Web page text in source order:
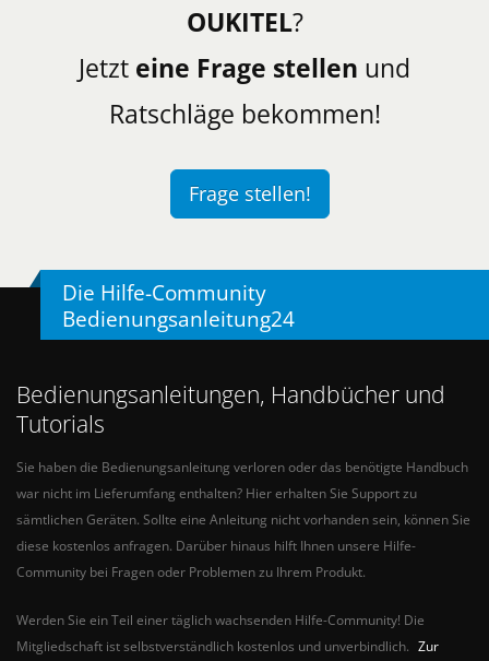
OUKITEL?
Jetzt eine Frage stellen und
Ratschläge bekommen!
Frage stellen!
Die Hilfe-Community
Bedienungsanleitung24
Bedienungsanleitungen, Handbücher und
Tutorials
Sie haben die Bedienungsanleitung verloren oder das benötigte Handbuch
war nicht im Lieferumfang enthalten? Hier erhalten Sie Support zu
sämtlichen Geräten. Sollte eine Anleitung nicht vorhanden sein, können Sie
diese kostenlos anfragen. Darüber hinaus hilft Ihnen unsere Hilfe-
Community bei Fragen oder Problemen zu Ihrem Produkt.
Werden Sie ein Teil einer täglich wachsenden Hilfe-Community! Die
Mitgliedschaft ist selbstverständlich kostenlos und unverbindlich. Zur